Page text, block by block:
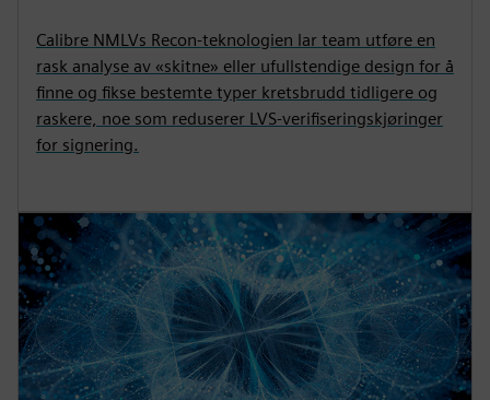
Calibre NMLVs Recon-teknologien lar team utføre en
rask analyse av «skitne» eller ufullstendige design for å
finne og fikse bestemte typer kretsbrudd tidligere og
raskere, noe som reduserer LVS-verifiseringskjøringer
for signering.